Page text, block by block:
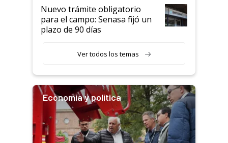
Nuevo trámite obligatorio
para el campo: Senasa fijó un
plazo de 90 días
Ver todos los temas
Economía y política